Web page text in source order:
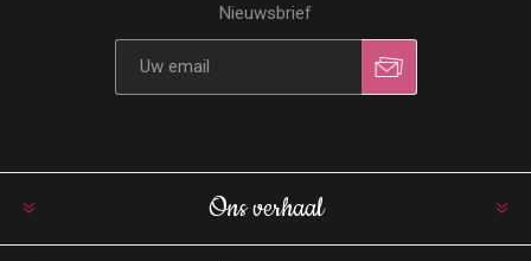
Nieuwsbrief
Ons verhaal